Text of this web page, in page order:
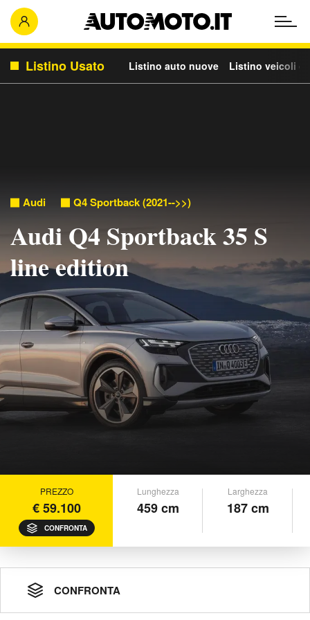
Listino Usato Listino auto nuove Listino veicoli
Audi Q4 Sportback (2021-->>)
Audi Q4 Sportback 35 S
line edition
PREZZO
€ 59.100
CONFRONTA
Lunghezza
459 cm
Larghezza
187 cm
CONFRONTA